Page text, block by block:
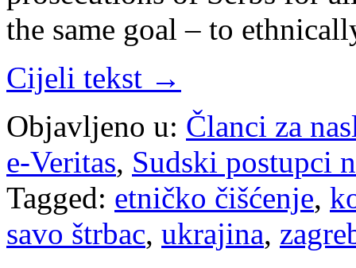
the same goal – to
Cijeli tekst →
Objavljeno u: Članci za
e-Veritas, Sudski postupci
Tagged: etničko čišćenje,
savo štrbac, ukrajina,